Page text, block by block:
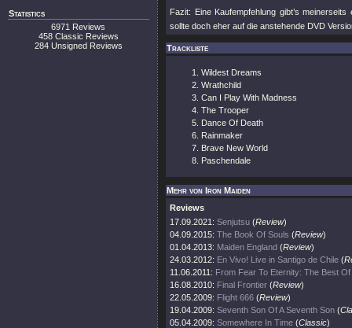
Statistics
6971 Reviews
458 Classic Reviews
284 Unsigned Reviews
Fazit: Eine Kaufempfehlung gibt’s
sollte doch eher auf die anstehende DVD
Trackliste
Wildest Dreams
Wrathchild
Can I Play With Madness
The Trooper
Dance Of Death
Rainmaker
Brave New World
Paschendale
Mehr von Iron Maiden
Reviews
17.09.2021: Senjutsu (Review)
04.09.2015: The Book Of Souls (Review)
01.04.2013: Maiden England (Review)
24.03.2012: En Vivo! Live in Santigo de Chile (
11.06.2011: From Fear To Eternity: The Best
16.08.2010: Final Frontier (Review)
22.05.2009: Flight 666 (Review)
19.04.2009: Seventh Son Of A Seventh Son (
05.04.2009: Somewhere In Time (Classic)